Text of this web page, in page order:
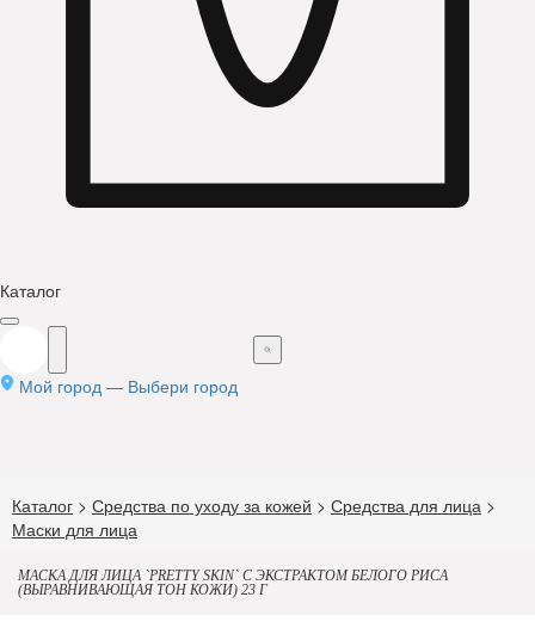
Каталог
Мой город — Выбери город
Каталог > Средства по уходу за кожей > Средства для лица >
Маски для лица
МАСКА ДЛЯ ЛИЦА `PRETTY SKIN` С ЭКСТРАКТОМ БЕЛОГО РИСА
(ВЫРАВНИВАЮЩАЯ ТОН КОЖИ) 23 Г